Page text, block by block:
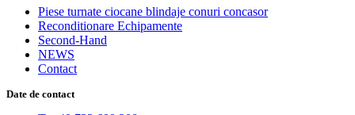
Piese turnate ciocane blindaje conuri concasor
Reconditionare Echipamente
Second-Hand
NEWS
Contact
Date de contact